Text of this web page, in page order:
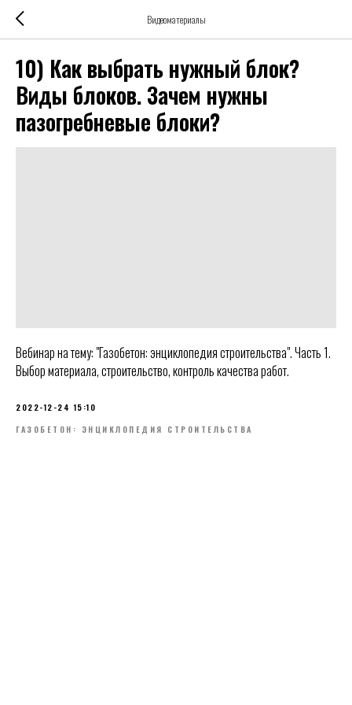
Видеоматериалы
10) Как выбрать нужный блок?
Виды блоков. Зачем нужны
пазогребневые блоки?
Вебинар на тему: "Газобетон: энциклопедия строительства". Часть 1.
Выбор материала, строительство, контроль качества работ.
2022-12-24 15:10
ГАЗОБЕТОН: ЭНЦИКЛОПЕДИЯ СТРОИТЕЛЬСТВА